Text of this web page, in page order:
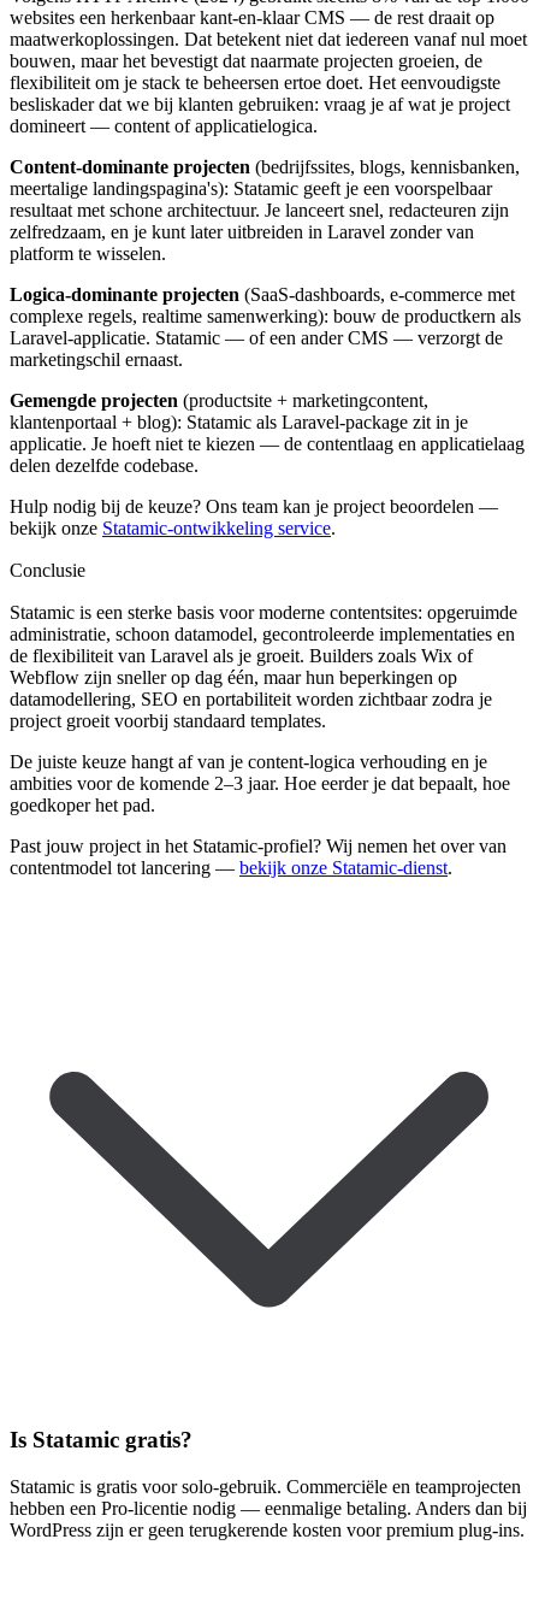
websites een herkenbaar kant-en-klaar CMS — de rest draait op
maatwerkoplossingen. Dat betekent niet dat iedereen vanaf nul moet
bouwen, maar het bevestigt dat naarmate projecten groeien, de
flexibiliteit om je stack te beheersen ertoe doet. Het eenvoudigste
besliskader dat we bij klanten gebruiken: vraag je af wat je project
domineert — content of applicatielogica.
Content-dominante projecten (bedrijfssites, blogs, kennisbanken,
meertalige landingspagina's): Statamic geeft je een voorspelbaar
resultaat met schone architectuur. Je lanceert snel, redacteuren zijn
zelfredzaam, en je kunt later uitbreiden in Laravel zonder van
platform te wisselen.
Logica-dominante projecten (SaaS-dashboards, e-commerce met
complexe regels, realtime samenwerking): bouw de productkern als
Laravel-applicatie. Statamic — of een ander CMS — verzorgt de
marketingschil ernaast.
Gemengde projecten (productsite + marketingcontent,
klantenportaal + blog): Statamic als Laravel-package zit in je
applicatie. Je hoeft niet te kiezen — de contentlaag en applicatielaag
delen dezelfde codebase.
Hulp nodig bij de keuze? Ons team kan je project beoordelen —
bekijk onze Statamic-ontwikkeling service.
Conclusie
Statamic is een sterke basis voor moderne contentsites: opgeruimde
administratie, schoon datamodel, gecontroleerde implementaties en
de flexibiliteit van Laravel als je groeit. Builders zoals Wix of
Webflow zijn sneller op dag één, maar hun beperkingen op
datamodellering, SEO en portabiliteit worden zichtbaar zodra je
project groeit voorbij standaard templates.
De juiste keuze hangt af van je content-logica verhouding en je
ambities voor de komende 2–3 jaar. Hoe eerder je dat bepaalt, hoe
goedkoper het pad.
Past jouw project in het Statamic-profiel? Wij nemen het over van
contentmodel tot lancering — bekijk onze Statamic-dienst.
Is Statamic gratis?
Statamic is gratis voor solo-gebruik. Commerciële en teamprojecten
hebben een Pro-licentie nodig — eenmalige betaling. Anders dan bij
WordPress zijn er geen terugkerende kosten voor premium plug-ins.